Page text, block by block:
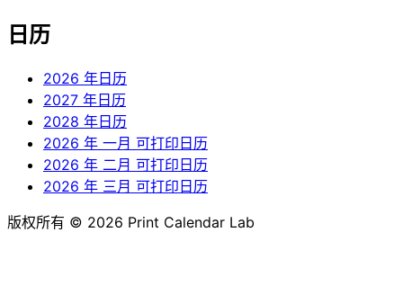
日历
2026 年日历
2027 年日历
2028 年日历
2026 年 一月 可打印日历
2026 年 二月 可打印日历
2026 年 三月 可打印日历
版权所有 © 2026 Print Calendar Lab